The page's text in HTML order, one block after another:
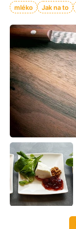
mléko Jak na to